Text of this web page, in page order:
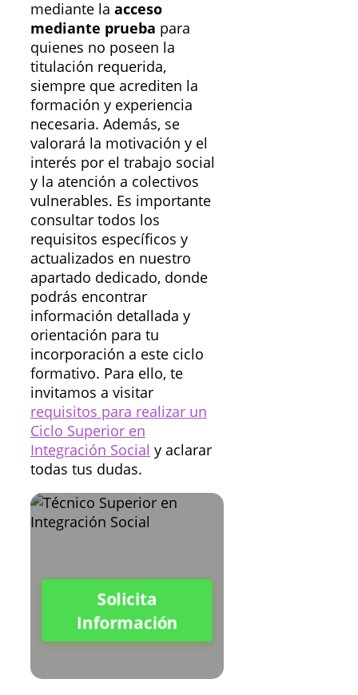
mediante la acceso
mediante prueba para
quienes no poseen la
titulación requerida,
siempre que acrediten la
formación y experiencia
necesaria. Además, se
valorará la motivación y el
interés por el trabajo social
y la atención a colectivos
vulnerables. Es importante
consultar todos los
requisitos específicos y
actualizados en nuestro
apartado dedicado, donde
podrás encontrar
información detallada y
orientación para tu
incorporación a este ciclo
formativo. Para ello, te
invitamos a visitar
requisitos para realizar un
Ciclo Superior en
Integración Social y aclarar
todas tus dudas.
Solicita
Información